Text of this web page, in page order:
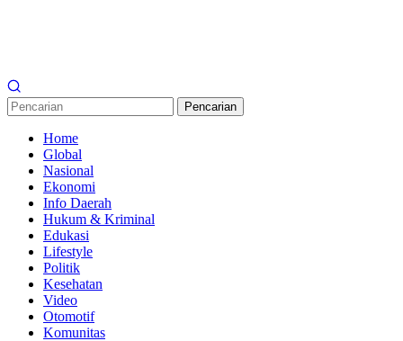
Pencarian
Home
Global
Nasional
Ekonomi
Info Daerah
Hukum & Kriminal
Edukasi
Lifestyle
Politik
Kesehatan
Video
Otomotif
Komunitas